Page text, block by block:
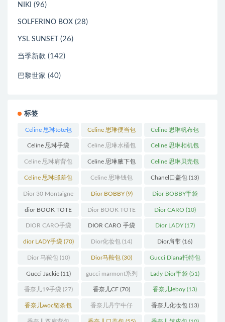
NIKI (96)
SOLFERINO BOX (28)
YSL SUNSET (26)
当季新款 (142)
巴黎世家 (40)
标签
Celine 思琳tote包
(23)
Celine 思琳便当包
(14)
Celine 思琳帆布包
(18)
Celine 思琳手袋
(250)
Celine 思琳水桶包
(55)
Celine 思琳相机包
(11)
Celine 思琳肩背包
(12)
Celine 思琳腋下包
(10)
Celine 思琳贝壳包
(12)
Celine 思琳邮差包
(13)
Celine 思琳钱包
(10)
Chanel口盖包 (13)
Dior 30 Montaigne
蒙田(31)
Dior BOBBY(9) Dior BOBBY手袋
(26)
dior BOOK TOTE
(12)
Dior BOOK TOTE
手袋(163)
Dior CARO (10)
DIOR CARO手袋
(11)
DIOR CARO 手袋
(31)
Dior LADY(17)
dior LADY手袋(70) Dior化妆包 (14) Dior肩带 (16)
Dior 马鞍包(10) Dior马鞍包 (30) Gucci Diana托特包
(11)
Gucci Jackie(11) gucci marmont系列
(19)
Lady Dior手袋 (51)
香奈儿19手袋 (27) 香奈儿CF (70) 香奈儿leboy (13)
香奈儿woc链条包
(11)
香奈儿丹宁牛仔
(12)
香奈儿化妆包(13)